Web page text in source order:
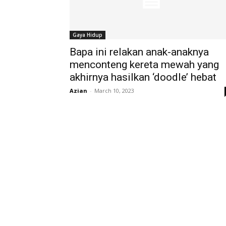
Gaya Hidup
Bapa ini relakan anak-anaknya
menconteng kereta mewah yang
akhirnya hasilkan ‘doodle’ hebat
Azian - March 10, 2023